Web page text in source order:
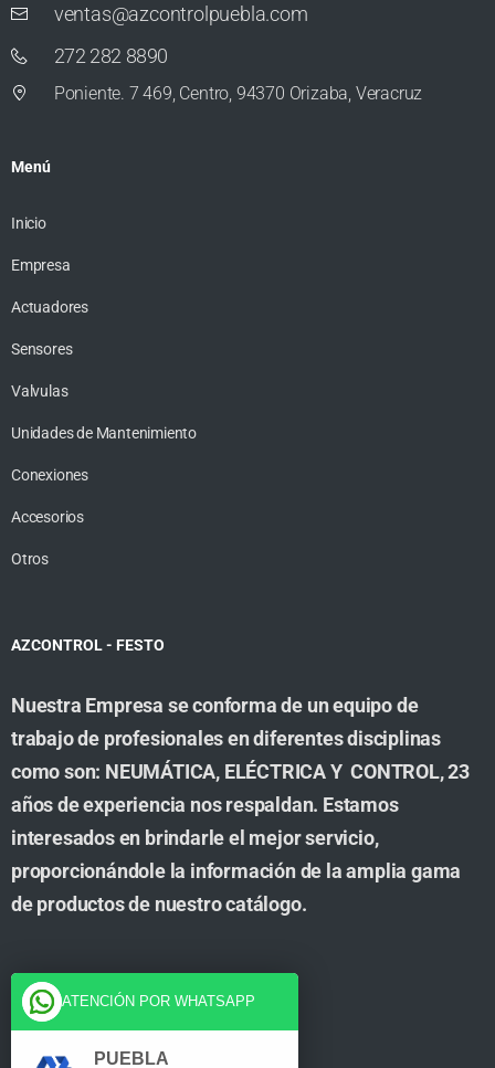
ventas@azcontrolpuebla.com
272 282 8890
Poniente. 7 469, Centro, 94370 Orizaba, Veracruz
Menú
Inicio
Empresa
Actuadores
Sensores
Valvulas
Unidades de Mantenimiento
Conexiones
Accesorios
Otros
AZCONTROL - FESTO
Nuestra Empresa se conforma de un equipo de
trabajo de profesionales en diferentes disciplinas
como son: NEUMÁTICA, ELÉCTRICA Y CONTROL, 23
años de experiencia nos respaldan. Estamos
interesados en brindarle el mejor servicio,
proporcionándole la información de la amplia gama
de productos de nuestro catálogo.
Cuenta
Tienda
ATENCIÓN POR WHATSAPP
PUEBLA